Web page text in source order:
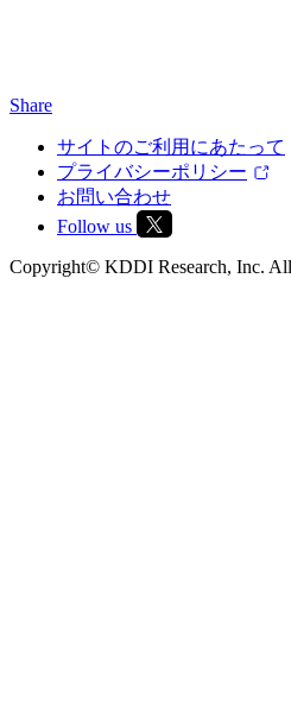
Share
サイトのご利用にあたって
プライバシーポリシー
お問い合わせ
Follow us
Copyright© KDDI Research, Inc. All